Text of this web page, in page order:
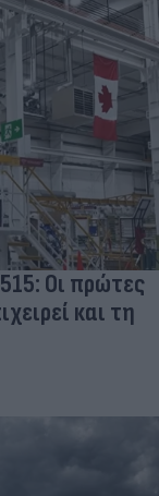
Οι πρώτες
και τη